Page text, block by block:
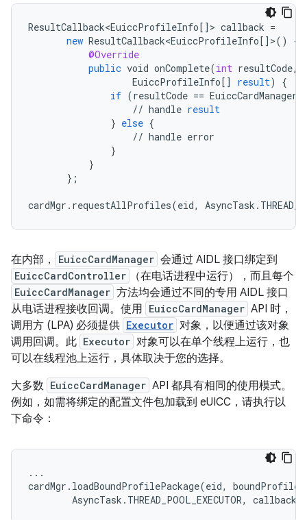
ResultCallback<EuiccProfileInfo[] > callback =
new ResultCallback<EuiccProfileInfo[] >()
{
@Override
public void onComplete(int resultCode,
EuiccProfileInfo[] result)
{
if (resultCode ==
// handle result
} else {
// handle error
}
}
} ;
cardMgr . requestAllProfiles(eid, AsyncTask .
在内部， EuiccCardManager 会通过 AIDL 接口绑定到
EuiccCardController （在电话进程中运行），而且每个
EuiccCardManager 方法均会通过不同的专用 AIDL 接口
从电话进程接收回调。使用 EuiccCardManager API 时，
调用方 (LPA) 必须提供 Executor 对象，以便通过该对象
调用回调。此 Executor 对象可以在单个线程上运行，也
可以在线程池上运行，具体取决于您的选择。
大多数 EuiccCardManager API 都具有相同的使用模式。
例如，如需将绑定的配置文件包加载到 eUICC，请执行以
下命令：
...
cardMgr . loadBoundProfilePackage(eid,
AsyncTask . THREAD_POOL_EXECUTOR, callback